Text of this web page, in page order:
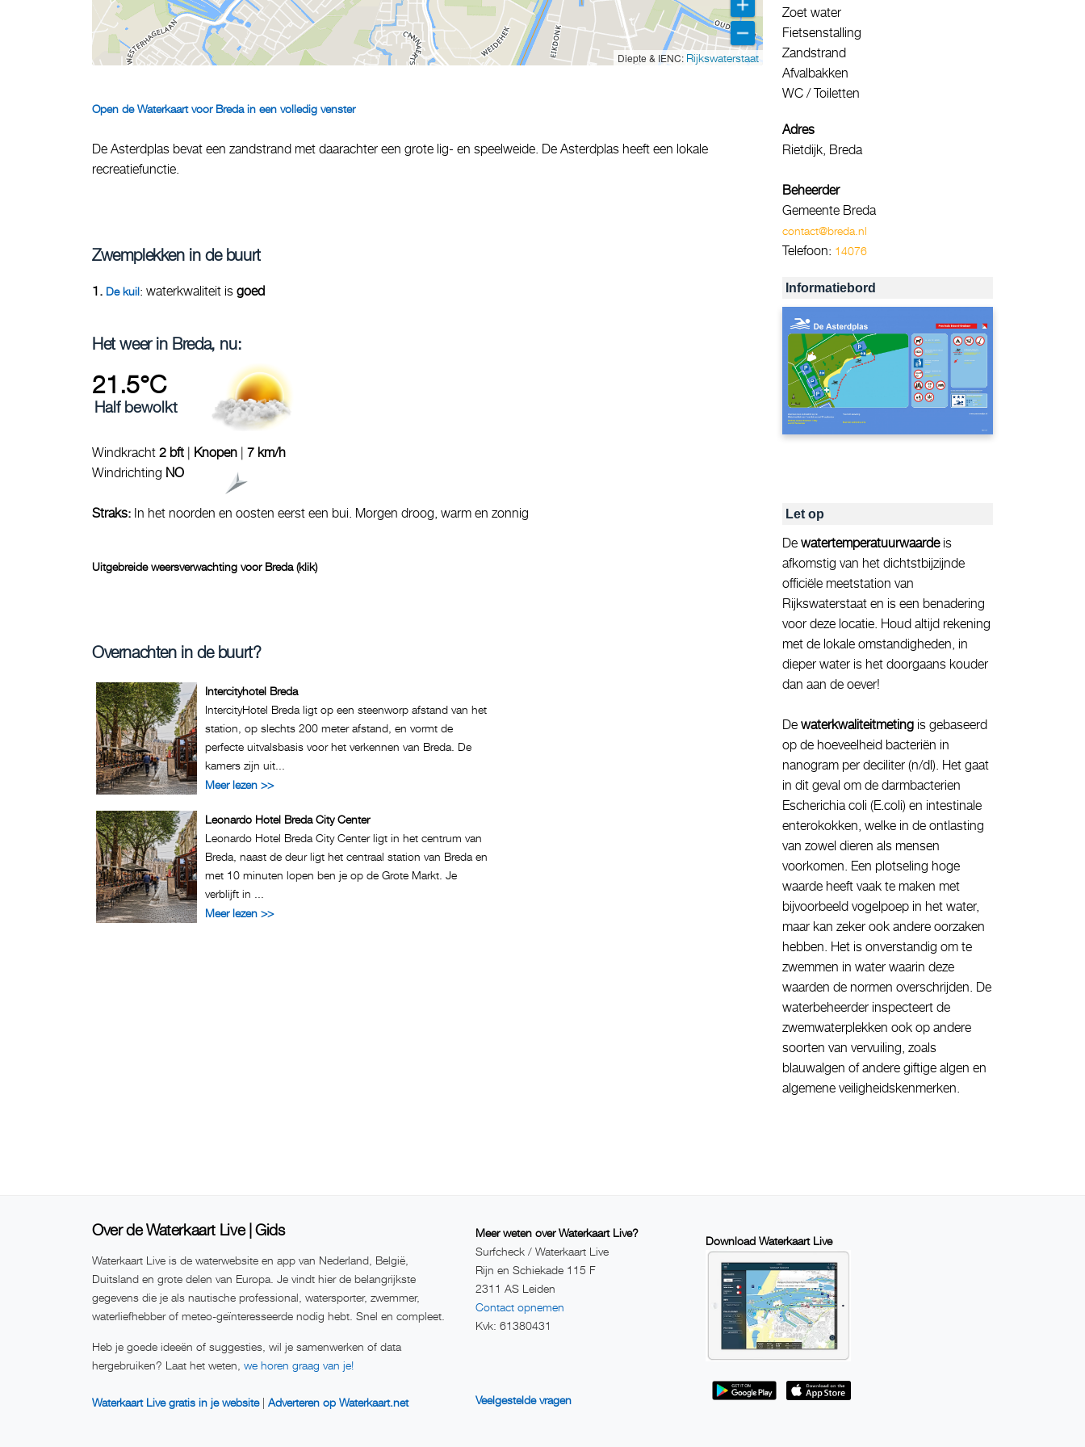
Diepte & IENC: Rijkswaterstaat
Open de Waterkaart voor Breda in een volledig venster
De Asterdplas bevat een zandstrand met daarachter een grote lig- en speelweide. De Asterdplas heeft een lokale
recreatiefunctie.
Zwemplekken in de buurt
1. De kuil: waterkwaliteit is goed
Het weer in Breda, nu:
21.5°C
Half bewolkt
Windkracht 2 bft | Knopen | 7 km/h
Windrichting NO
Straks: In het noorden en oosten eerst een bui. Morgen droog, warm en zonnig
Uitgebreide weersverwachting voor Breda (klik)
Overnachten in de buurt?
Intercityhotel Breda
IntercityHotel Breda ligt op een steenworp afstand van het
station, op slechts 200 meter afstand, en vormt de
perfecte uitvalsbasis voor het verkennen van Breda. De
kamers zijn uit...
Meer lezen >>
Leonardo Hotel Breda City Center
Leonardo Hotel Breda City Center ligt in het centrum van
Breda, naast de deur ligt het centraal station van Breda en
met 10 minuten lopen ben je op de Grote Markt. Je
verblijft in ...
Meer lezen >>
Zoet water
Fietsenstalling
Zandstrand
Afvalbakken
WC / Toiletten
Adres
Rietdijk, Breda
Beheerder
Gemeente Breda
contact@breda.nl
Telefoon: 14076
Informatiebord
Let op
De watertemperatuurwaardeis
afkomstig van het dichtstbijzijnde
officiële meetstation van
Rijkswaterstaat en is een benadering
voor deze locatie. Houd altijd rekening
met de lokale omstandigheden, in
dieper water is het doorgaans kouder
dan aan de oever!
De waterkwaliteitmeting is gebaseerd
op de hoeveelheid bacteriën in
nanogram per deciliter (n/dl). Het gaat
in dit geval om de darmbacterien
Escherichia coli (E.coli) en intestinale
enterokokken, welke in de ontlasting
van zowel dieren als mensen
voorkomen. Een plotseling hoge
waarde heeft vaak te maken met
bijvoorbeeld vogelpoep in het water,
maar kan zeker ook andere oorzaken
hebben. Het is onverstandig om te
zwemmen in water waarin deze
waarden de normen overschrijden. De
waterbeheerder inspecteert de
zwemwaterplekken ook op andere
soorten van vervuiling, zoals
blauwalgen of andere giftige algen en
algemene veiligheidskenmerken.
Over de Waterkaart Live | Gids
Waterkaart Live is de waterwebsite en app van Nederland, België,
Duitsland en grote delen van Europa. Je vindt hier de belangrijkste
gegevens die je als nautische professional, watersporter, zwemmer,
waterliefhebber of meteo-geïnteresseerde nodig hebt. Snel en compleet.
Heb je goede ideeën of suggesties, wil je samenwerken of data
hergebruiken? Laat het weten, we horen graag van je!
Waterkaart Live gratis in je website| Adverteren op Waterkaart.net
Meer weten over Waterkaart Live?
Surfcheck / Waterkaart Live
Rijn en Schiekade 115 F
2311 AS Leiden
Contact opnemen
Kvk: 61380431
Veelgestelde vragen
Download Waterkaart Live